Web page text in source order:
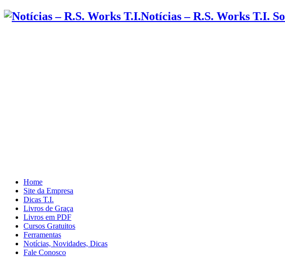
Notícias – R.S. Works T.I.
Home
Site da Empresa
Dicas T.I.
Livros de Graça
Livros em PDF
Cursos Gratuitos
Ferramentas
Notícias, Novidades, Dicas
Fale Conosco